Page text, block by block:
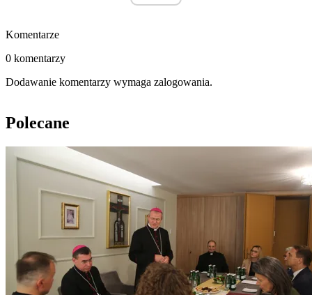
Komentarze
0 komentarzy
Dodawanie komentarzy wymaga zalogowania.
Polecane